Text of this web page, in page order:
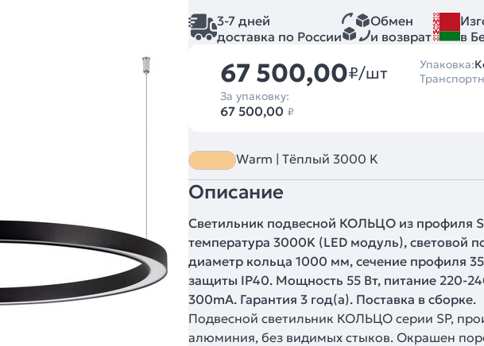
3-7 дней
доставка по России
Обмен
и возврат
в
67 500,00₽/шт
За упаковку:
67 500,00 ₽
Упаковка:
Warm | Тёплый 3000 K
Описание
Светильник подвесной КОЛЬЦО из профиля
температура 3000K (LED модуль), световой
диаметр кольца 1000 мм, сечение профиля
защиты IP40. Мощность 55 Вт, питание 220-
300mA. Гарантия 3 год(а). Поставка в сборке.
Подвесной светильник КОЛЬЦО серии SP,
алюминия, без видимых стыков. Окрашен